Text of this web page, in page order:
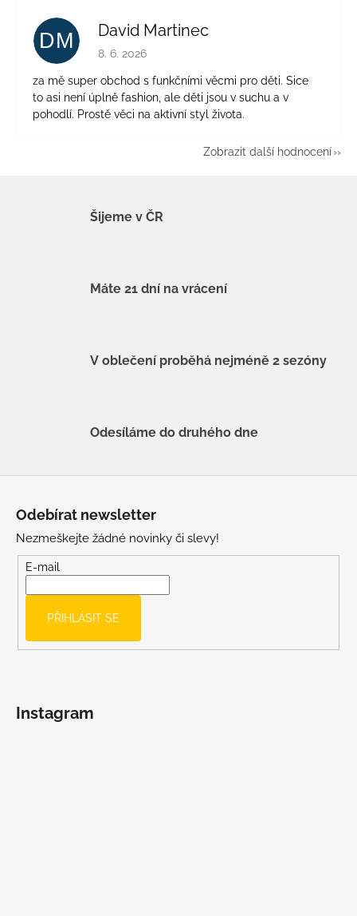
DM David Martinec
Hodnocení obchodu je 5 z 5 hvězdiček.
8. 6. 2026
za mě super obchod s funkčními věcmi pro děti. Sice
to asi není úplně fashion, ale děti jsou v suchu a v
pohodlí. Prostě věci na aktivní styl života.
Zobrazit další hodnocení
Šijeme v ČR
Máte 21 dní na vrácení
V oblečení proběhá nejméně 2 sezóny
Odesíláme do druhého dne
Odebírat newsletter
Nezmeškejte žádné novinky či slevy!
E-mail
PŘIHLÁSIT SE
Instagram